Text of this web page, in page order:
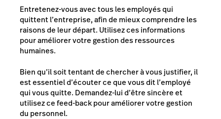
Entretenez-vous avec tous les employés qui
quittent l’entreprise, afin de mieux comprendre les
raisons de leur départ. Utilisez ces informations
pour améliorer votre gestion des ressources
humaines.
Bien qu’il soit tentant de chercher à vous justifier, il
est essentiel d’écouter ce que vous dit l’employé
qui vous quitte. Demandez-lui d’être sincère et
utilisez ce feed-back pour améliorer votre gestion
du personnel.